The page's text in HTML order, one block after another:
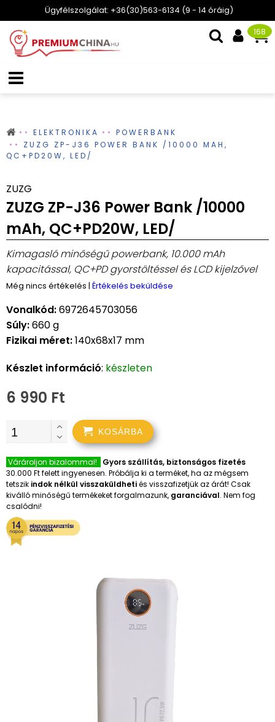
Ügyfélszolgálat: +36(30)563-6134 (9 - 14 óráig)
168
ELEKTRONIKA
POWERBANK
ZUZG ZP-J36 POWER BANK /10000 MAH,
QC+PD20W, LED/
ZUZG
ZUZG ZP-J36 Power Bank /10000
mAh, QC+PD20W, LED/
Kimagasló minőségű powerbank, 10.000 mAh
kapacitással, QC+PD gyorstöltéssel és LCD kijelzővel
Még nincs értékelés | Értékelés beküldése
Vonalkód:6972645703056
Súly:660 g
Fizikai méret:140x68x17 mm
Készlet információ: készleten
6 990 Ft
KOSÁRBA
Várároljon bizalommal!
Gyors szállítás, biztonságos fizetés
30.000 Ft felett ingyenesen. Próbálja ki a terméket, ha az mégsem
tetszik indok nélkül visszaküldhetiés visszafizetjük az árát! Csak
kiválló minőségű termékeket forgalmazunk, garanciával. Nem fog
csalódni!